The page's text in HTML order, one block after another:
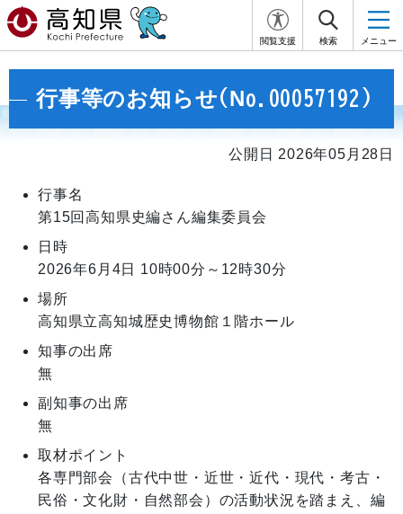
閲覧支援 検索 メニュー
行事等のお知らせ(No.00057192)
公開日 2026年05月28日
行事名
第15回高知県史編さん編集委員会
日時
2026年6月4日
10時00分～12時30分
場所
高知県立高知城歴史博物館１階ホール
知事の出席
無
副知事の出席
無
取材ポイント
各専門部会（古代中世・近世・近代・現代・考古・
民俗・文化財・自然部会）の活動状況を踏まえ、編